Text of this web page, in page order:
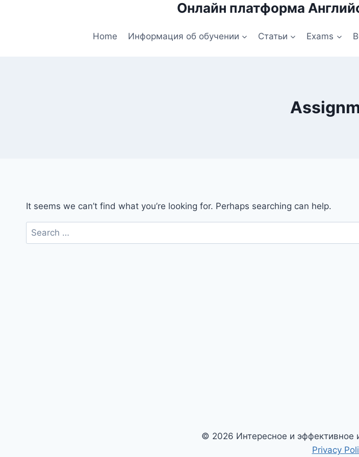
Онлайн платформа
Home Информация об обучении Статьи Exams
It seems we can’t find what you’re looking for. Perhaps searching can help.
Search
for:
© 2026 Интересное и эффективное
Privacy